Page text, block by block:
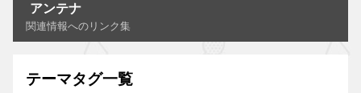
アンテナ
関連情報へのリンク集
テーマタグ一覧